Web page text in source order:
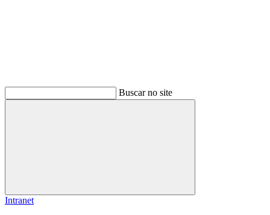
Buscar no site
Buscar
Intranet